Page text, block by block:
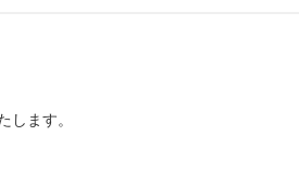
します。